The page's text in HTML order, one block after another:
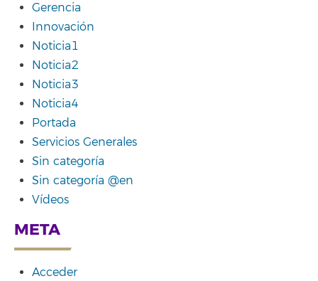
Gerencia
Innovación
Noticia1
Noticia2
Noticia3
Noticia4
Portada
Servicios Generales
Sin categoría
Sin categoría @en
Vídeos
META
Acceder